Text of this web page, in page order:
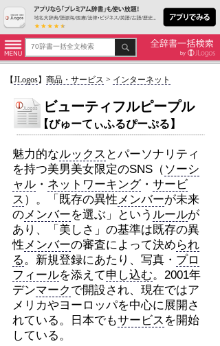
【JLogos】 商品・サービス > インターネット
ビューティフルピープル
【びゅーてぃふるぴーぷる】
魅力的なルックス とパーソナリティ
を持つ美男美女限定のSNS（ ソーシ
ャル・ ネットワーキング・ サービ
ス ）。「既存の異性メンバーが未来
のメンバーを選ぶ」という ルールが
あり、「美しさ」の基準は既存の異
性メンバーの審査によって決め られ
る。新規登録にあたり、写真・ プロ
フィールを添えて申し込む。2001年
デンマーク で開設され、現在ではア
メリカやヨーロッパを中心に展開さ
れている。日本でもサービス を開始
している。